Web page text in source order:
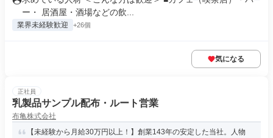
ー・ 居酒屋・酒場などの飲...
業界未経験歓迎 +26個
気になる
正社員
乳製品サンプル配布・ルート営業
布亀株式会社
【未経験から月給30万円以上！】創業143年の安定した当社。人物